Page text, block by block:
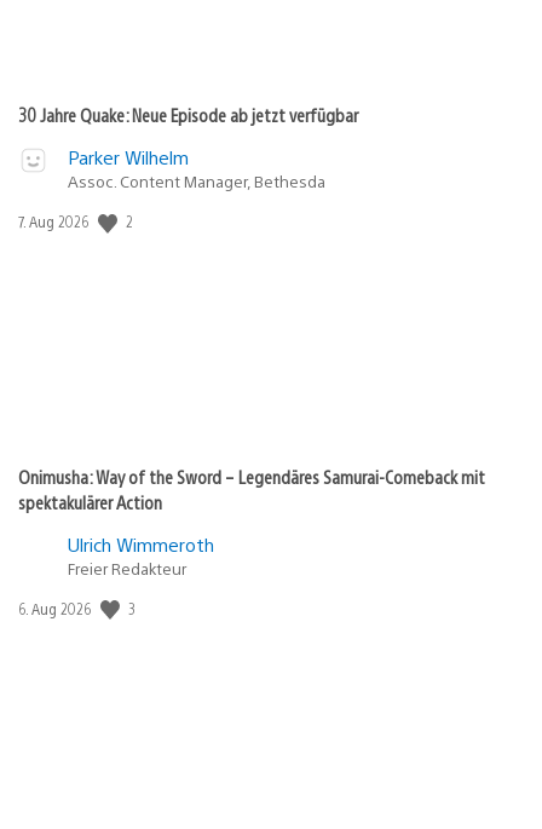
30 Jahre Quake: Neue Episode ab jetzt verfügbar
Parker Wilhelm
Assoc. Content Manager, Bethesda
Veröffentlichungsdatum:
7. Aug 2026 2
Onimusha: Way of the Sword – Legendäres Samurai-Comeback mit
spektakulärer Action
Ulrich Wimmeroth
Freier Redakteur
Veröffentlichungsdatum:
6. Aug 2026 3